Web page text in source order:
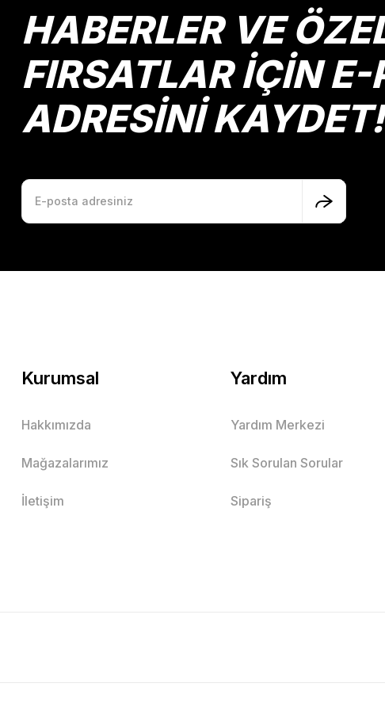
Bu ürüne benzer farklı alternatifler olmalı.
HABERLER VE
FIRSATLAR İÇİN E-
ADRESİNİ KAYDET!
Kurumsal
Hakkımızda
Mağazalarımız
İletişim
Yardım
Yardım Merkezi
Sık Sorulan Sorular
Sipariş